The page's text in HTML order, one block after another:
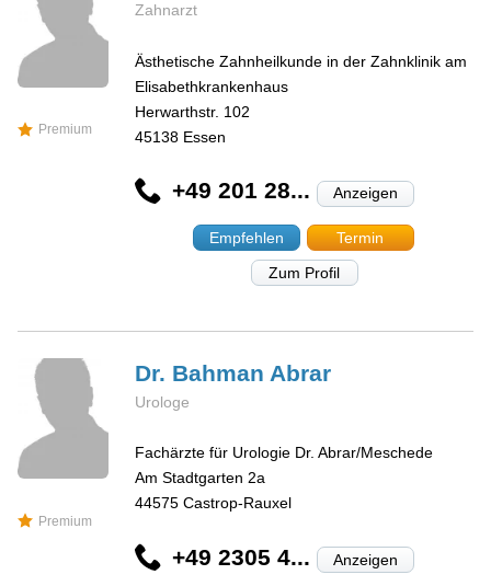
Premium
Zahnarzt
Ästhetische Zahnheilkunde in der Zahnklinik am
Elisabethkrankenhaus
Herwarthstr. 102
45138 Essen
+49 201 28... Anzeigen
Empfehlen
Termin
Zum Profil
Premium
Dr. Bahman Abrar
Urologe
Fachärzte für Urologie Dr. Abrar/Meschede
Am Stadtgarten 2a
44575 Castrop-Rauxel
+49 2305 4... Anzeigen